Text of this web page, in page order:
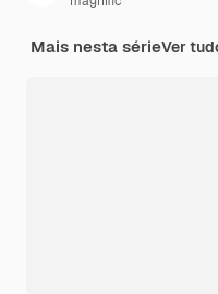
Mais nesta sérieVer